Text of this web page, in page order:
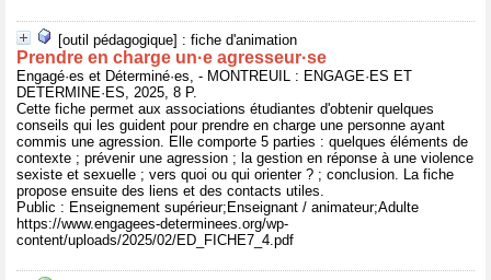
[outil pédagogique] : fiche d'animation
Prendre en charge un·e agresseur·se
Engagé·es et Déterminé·es, - MONTREUIL : ENGAGE·ES ET
DETERMINE·ES, 2025, 8 P.
Cette fiche permet aux associations étudiantes d'obtenir quelques
conseils qui les guident pour prendre en charge une personne ayant
commis une agression. Elle comporte 5 parties : quelques éléments de
contexte ; prévenir une agression ; la gestion en réponse à une violence
sexiste et sexuelle ; vers quoi ou qui orienter ? ; conclusion. La fiche
propose ensuite des liens et des contacts utiles.
Public : Enseignement supérieur;Enseignant / animateur;Adulte
https://www.engagees-determinees.org/wp-
content/uploads/2025/02/ED_FICHE7_4.pdf